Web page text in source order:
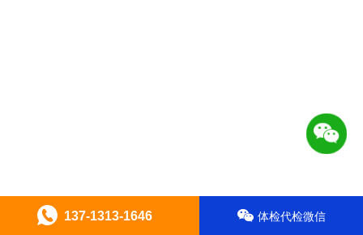
137-1313-1646 体检代检微信